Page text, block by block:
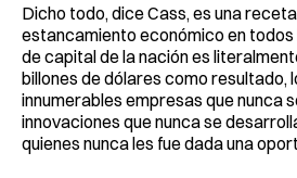
Dicho todo, dice Cass, es una
estancamiento económico en todos
de capital de la nación es
billones de dólares como resultado,
innumerables empresas que nunca
innovaciones que nunca se
quienes nunca les fue dada una